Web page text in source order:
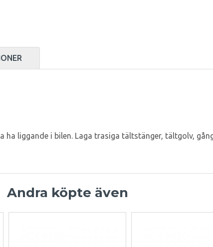
liggande i bilen. Laga trasiga tältstänger, tältgolv,
Andra köpte även